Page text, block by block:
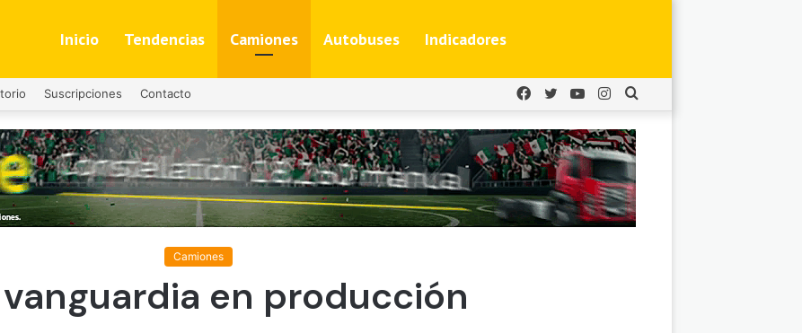
Inicio Tendencias Camiones Autobuses Indicadores
Suscripciones Contacto
Buscar
Instagram
YouTube
Twitter
Facebook
Camiones
en producción